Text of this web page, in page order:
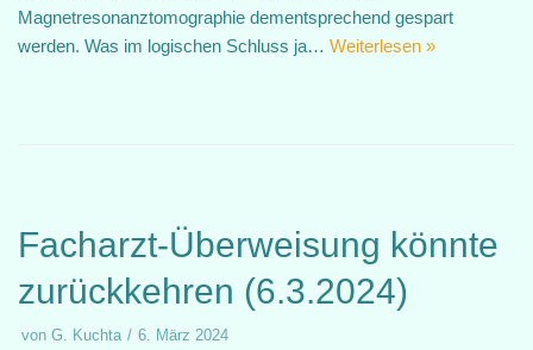
Magnetresonanztomographie dementsprechend gespart
werden. Was im logischen Schluss ja… Weiterlesen »
Facharzt-Überweisung könnte
zurückkehren (6.3.2024)
von G. Kuchta 6. März 2024